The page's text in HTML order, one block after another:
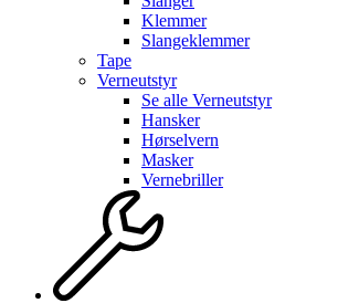
Klemmer
Slangeklemmer
Tape
Verneutstyr
Se alle Verneutstyr
Hansker
Hørselvern
Masker
Vernebriller